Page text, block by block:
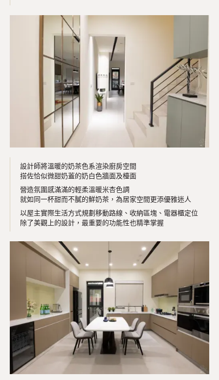
設計師將溫暖的奶茶色系渲染廚房空間
搭佐恰似微甜奶蓋的奶白色牆面及檯面
營造氛圍感滿滿的輕柔溫暖米杏色調
就如同一杯甜而不膩的鮮奶茶，為居家空間更添優雅迷人
以屋主實際生活方式規劃移動路線、收納區塊、電器櫃定位
除了美觀上的設計，最重要的功能性也精準掌握